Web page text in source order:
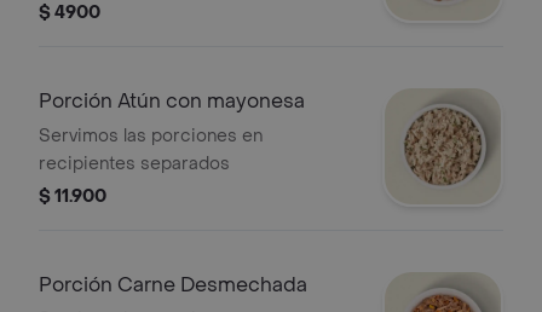
$ 4900
Porción Atún con mayonesa
Servimos las porciones en
recipientes separados
$ 11.900
Porción Carne Desmechada